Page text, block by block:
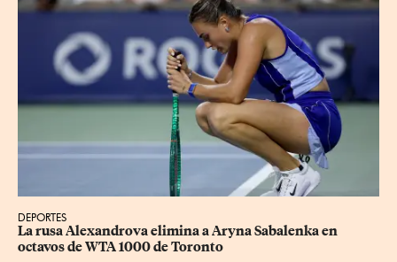
DEPORTES
La rusa Alexandrova elimina a Aryna Sabalenka en
octavos de WTA 1000 de Toronto